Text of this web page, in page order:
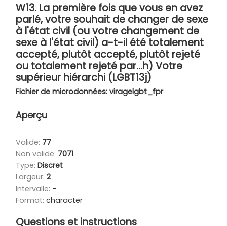
W13. La première fois que vous en avez
parlé, votre souhait de changer de sexe
à l'état civil (ou votre changement de
sexe à l'état civil) a-t-il été totalement
accepté, plutôt accepté, plutôt rejeté
ou totalement rejeté par...h) Votre
supérieur hiérarchi (LGBT13j)
Fichier de microdonnées: viragelgbt_fpr
Aperçu
Valide: 77
Non valide: 7071
Type: Discret
Largeur: 2
Intervalle: -
Format: character
Questions et instructions